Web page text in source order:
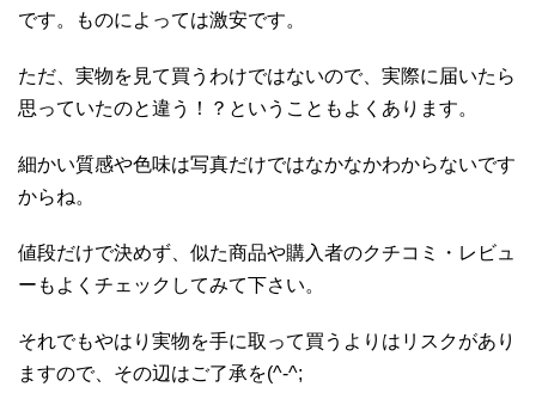
です。ものによっては激安です。
ただ、実物を見て買うわけではないので、実際に届いたら
思っていたのと違う！？ということもよくあります。
細かい質感や色味は写真だけではなかなかわからないです
からね。
値段だけで決めず、似た商品や購入者のクチコミ・レビュ
ーもよくチェックしてみて下さい。
それでもやはり実物を手に取って買うよりはリスクがあり
ますので、その辺はご了承を(^-^;